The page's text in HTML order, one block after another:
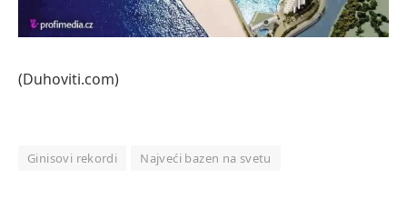
(Duhoviti.com)
Ginisovi rekordi Najveći bazen na svetu